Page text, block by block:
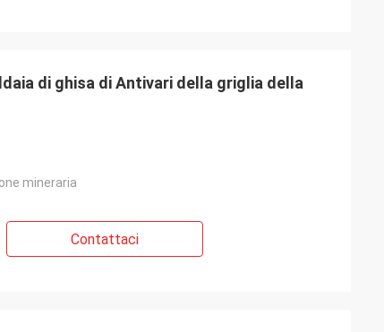
di ghisa di Antivari della griglia della
mineraria
Contattaci